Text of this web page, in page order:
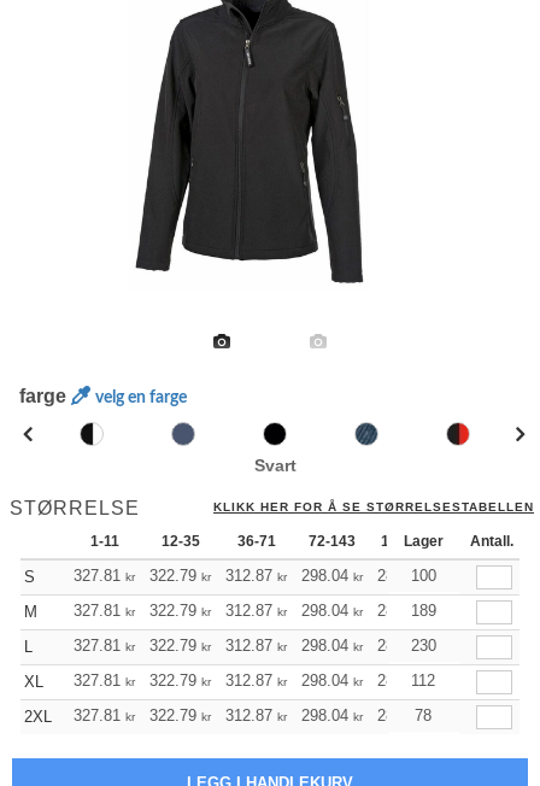
farge velg en farge
Svart
STØRRELSE KLIKK HER FOR Å SE STØRRELSESTABELLEN
1-11 12-35 36-71 72-143 144-287 288 +
Lager Antall.
S 327.81 kr 322.79 kr 312.87 kr 298.04 kr 283.10 kr
100
M
327.81 kr 322.79 kr 312.87 kr 298.04 kr 283.10 kr
189
L
327.81 kr 322.79 kr 312.87 kr 298.04 kr 283.10 kr
230
XL
327.81 kr 322.79 kr 312.87 kr 298.04 kr 283.10 kr
112
2XL
327.81 kr 322.79 kr 312.87 kr 298.04 kr 283.10 kr
78